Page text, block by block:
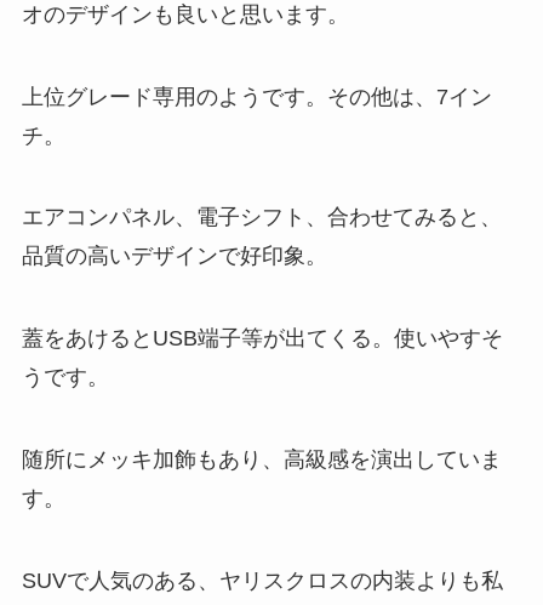
オのデザインも良いと思います。
上位グレード専用のようです。その他は、7イン
チ。
エアコンパネル、電子シフト、合わせてみると、
品質の高いデザインで好印象。
蓋をあけるとUSB端子等が出てくる。使いやすそ
うです。
随所にメッキ加飾もあり、高級感を演出していま
す。
SUVで人気のある、ヤリスクロスの内装よりも私